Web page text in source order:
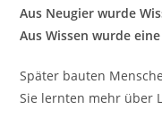
Aus Neugier wurde
Aus Wissen wurde
Später bauten
Sie lernten mehr über